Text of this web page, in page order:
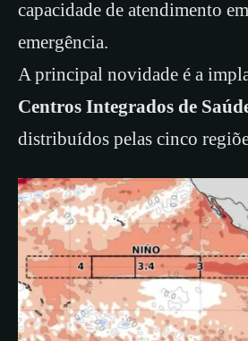
capacidade de atendimento
emergência.
A principal novidade é a
Centros Integrados de
distribuídos pelas cinco